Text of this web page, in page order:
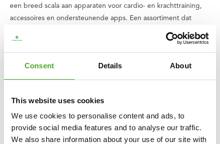
Consent Details About
This website uses cookies
We use cookies to personalise content and ads, to
provide social media features and to analyse our traffic.
We also share information about your use of our site with
een breed scala aan apparaten voor cardio- en krachttraining,
accessoires en ondersteunende apps. Een assortiment dat
steeds uitbreidt en verbetert, met kwalitatieve producten en
uitstekende garantie. Kom je ergens niet uit of heb je vragen?
Wij vinden dat iedereen recht heeft recht op lekker en gezond
die jij doet een bedrag aanstichting Fitkids
samen voor dat kinderen met een beperking een sport kunnen
beoefenen.